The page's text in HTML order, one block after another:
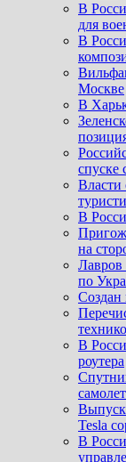
В
для
В
Москве
В
спуске
Власти
В
на
по
Создан
В
роутера
Выпуск
Tesla
В